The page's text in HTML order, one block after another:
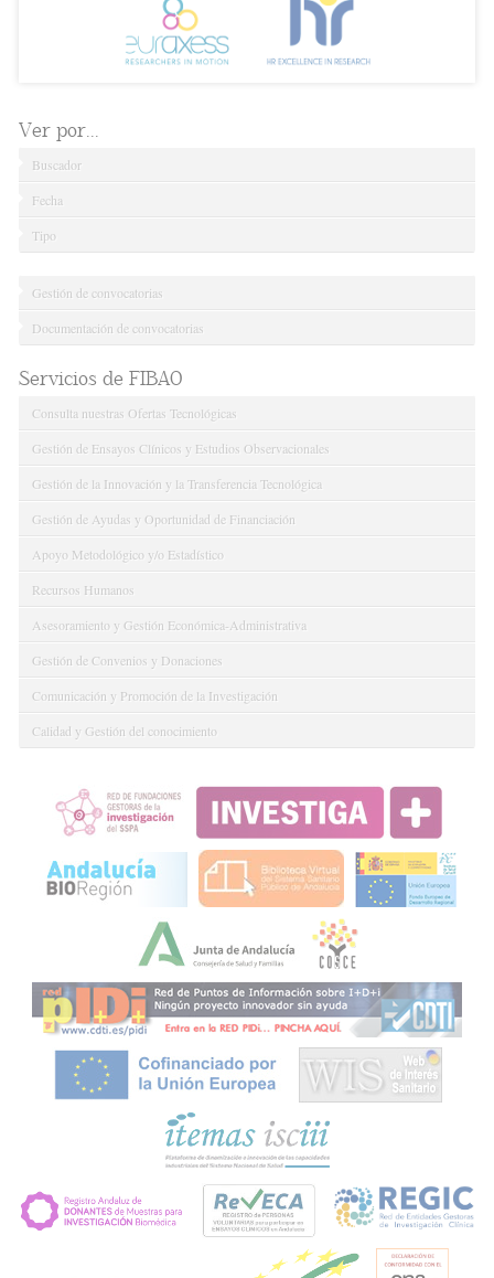
Ver por...
Buscador
Fecha
Tipo
Gestión de convocatorias
Documentación de convocatorias
Servicios de FIBAO
Consulta nuestras Ofertas Tecnológicas
Gestión de Ensayos Clínicos y Estudios Observacionales
Gestión de la Innovación y la Transferencia Tecnológica
Gestión de Ayudas y Oportunidad de Financiación
Apoyo Metodológico y/o Estadístico
Recursos Humanos
Asesoramiento y Gestión Económica-Administrativa
Gestión de Convenios y Donaciones
Comunicación y Promoción de la Investigación
Calidad y Gestión del conocimiento